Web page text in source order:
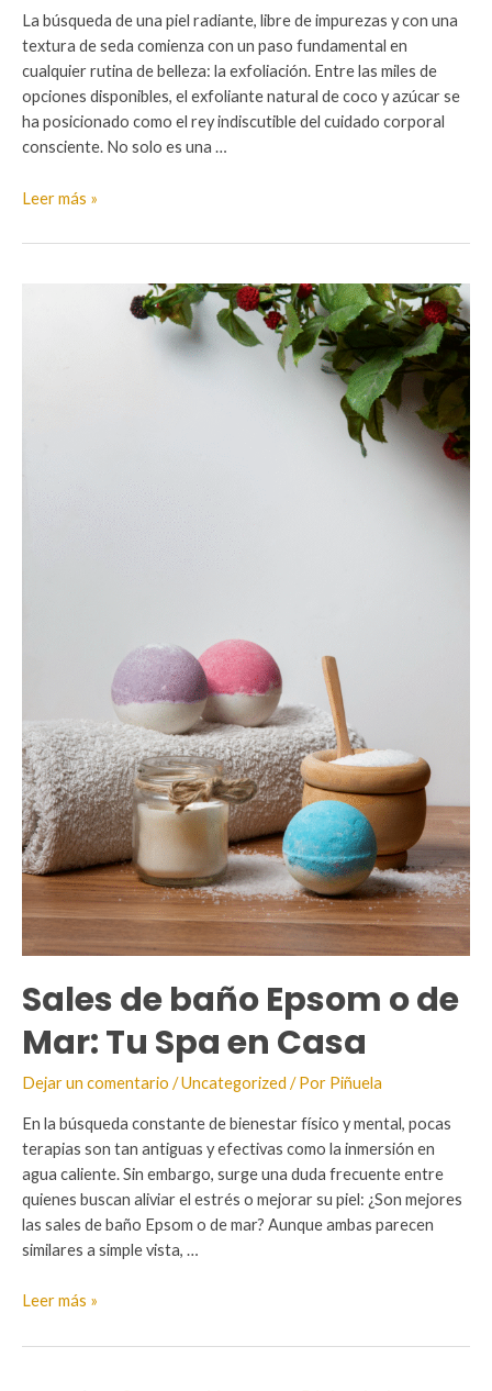
La búsqueda de una piel radiante, libre de impurezas y con una
textura de seda comienza con un paso fundamental en
cualquier rutina de belleza: la exfoliación. Entre las miles de
opciones disponibles, el exfoliante natural de coco y azúcar se
ha posicionado como el rey indiscutible del cuidado corporal
consciente. No solo es una …
Exfoliante
El
Leer más »
Sales de baño Epsom o de
Mar: Tu Spa en Casa
Dejar un comentario /Uncategorized / Por Piñuela
En la búsqueda constante de bienestar físico y mental, pocas
terapias son tan antiguas y efectivas como la inmersión en
agua caliente. Sin embargo, surge una duda frecuente entre
quienes buscan aliviar el estrés o mejorar su piel: ¿Son mejores
las sales de baño Epsom o de mar? Aunque ambas parecen
similares a simple vista, …
Sales
baño
Leer más »